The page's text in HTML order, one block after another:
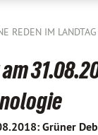
REDEN IM LANDTAG
Grüner